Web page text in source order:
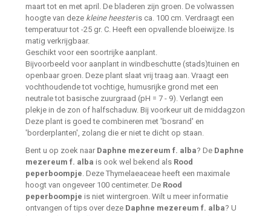
maart tot en met april. De bladeren zijn groen. De volwassen
hoogte van deze kleine heesteris ca. 100 cm. Verdraagt een
temperatuur tot -25 gr. C. Heeft een opvallende bloeiwijze. Is
matig verkrijgbaar.
Geschikt voor een soortrijke aanplant.
Bijvoorbeeld voor aanplant in windbeschutte (stads)tuinen en
openbaar groen. Deze plant slaat vrij traag aan. Vraagt een
vochthoudende tot vochtige, humusrijke grond met een
neutrale tot basische zuurgraad (pH = 7 - 9). Verlangt een
plekje in de zon of halfschaduw. Bij voorkeur uit de middagzon
Deze plant is goed te combineren met 'bosrand' en
'borderplanten', zolang die er niet te dicht op staan.
Bent u op zoek naar Daphne mezereum f. alba? De Daphne
mezereum f. alba is ook wel bekend als Rood
peperboompje . Deze Thymelaeaceae heeft een maximale
hoogt van ongeveer 100 centimeter. De Rood
peperboompje is niet wintergroen. Wilt u meer informatie
ontvangen of tips over deze Daphne mezereum f. alba? U